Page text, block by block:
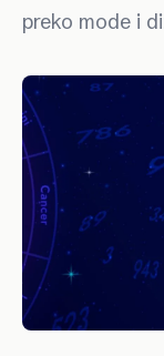
preko mode i